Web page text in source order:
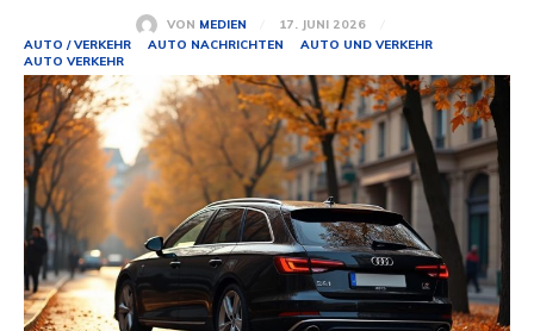
VON MEDIEN
17. JUNI 2026
AUTO / VERKEHR
AUTO NACHRICHTEN
AUTO UND VERKEHR
AUTO VERKEHR